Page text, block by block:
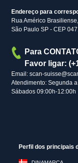
Endereço para
Rua Américo
São Paulo SP - CEP
Para
Favor ligar:
Email: scan-
Atendimento: Segunda
Sábados 09:00h-12:00h
Perfil dos principais